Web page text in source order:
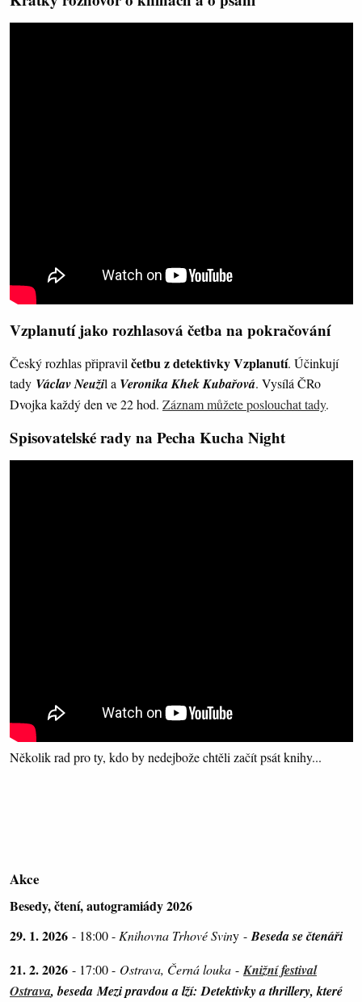
Vzplanutí jako rozhlasová četba na pokračování
Český rozhlas připravilčetbu z detektivky Vzplanutí. Účinkují
tady Václav Neužil a Veronika Khek Kubařová. Vysílá ČRo
Dvojka každý den ve 22 hod. Záznam můžete poslouchat tady.
Spisovatelské rady na Pecha Kucha Night
Několik rad pro ty, kdo by nedejbože chtěli začít psát knihy...
Akce
Besedy, čtení, autogramiády 2026
29. 1. 2026 - 18:00 -Knihovna Trhové Sviny -Beseda se čtenáři
21. 2. 2026 - 17:00 - Ostrava, Černá louka - Knižní festival
Ostrava, beseda Mezi pravdou a lží: Detektivky a thrillery, které